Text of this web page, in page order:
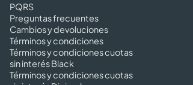
PQRS
Preguntas frecuentes
Cambios y devoluciones
Términos y condiciones
Términos y condiciones cuotas
sin interés Black
Términos y condiciones cuotas